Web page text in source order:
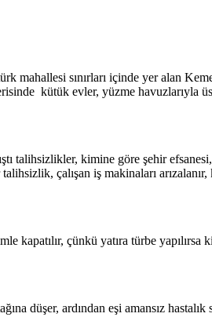
mahallesi sınırları içinde yer alan
kütük evler, yüzme
talihsizlikler, kimine göre şehir
çalışan iş makinaları
kapatılır, çünkü yatıra türbe
düşer, ardından eşi amansız